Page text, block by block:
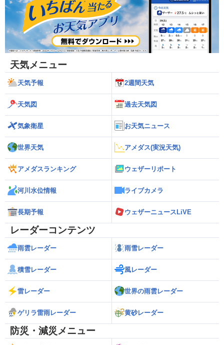
天気メニュー
天気予報 2週間天気
天気図 過去天気図
気象衛星 お天気ニュース
世界天気 アメダス(実況天気)
アメダスランキング ウェザーリポート
河川水位情報 ライブカメラ
長期予報 ウェザーニュースLiVE
レーダーコンテンツ
雨雲レーダー 雨雪レーダー
積雪レーダー 風レーダー
雷レーダー 世界の雨雲レーダー
ゲリラ雷雨レーダー 黄砂レーダー
防災・減災メニュー